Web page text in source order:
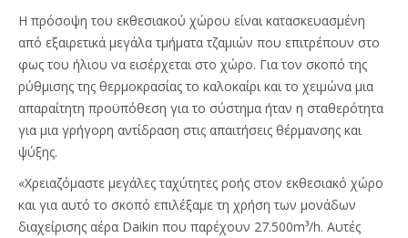
Η πρόσοψη του εκθεσιακού χώρου είναι κατασκευασμένη
από εξαιρετικά μεγάλα τμήματα τζαμιών που επιτρέπουν στο
φως του ήλιου να εισέρχεται στο χώρο. Για τον σκοπό της
ρύθμισης της θερμοκρασίας το καλοκαίρι και το χειμώνα μια
απαραίτητη προϋπόθεση για το σύστημα ήταν η σταθερότητα
για μια γρήγορη αντίδραση στις απαιτήσεις θέρμανσης και
ψύξης.
«Χρειαζόμαστε μεγάλες ταχύτητες ροής στον εκθεσιακό χώρο
και για αυτό το σκοπό επιλέξαμε τη χρήση των μονάδων
διαχείρισης αέρα Daikin που παρέχουν 27.500m³/h. Αυτές